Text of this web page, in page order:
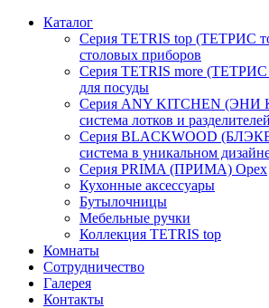
Каталог
Серия TETRIS top (ТЕТРИС
столовых приборов
Серия TETRIS more (ТЕТРИС
для посуды
Серия ANY KITCHEN (ЭНИ
система лотков и разделителей
Серия BLACKWOOD
система в уникальном
Серия PRIMA (ПРИМА) Орех
Кухонные аксессуары
Бутылочницы
Мебельные ручки
Коллекция TETRIS top
Комнаты
Сотрудничество
Галерея
Контакты